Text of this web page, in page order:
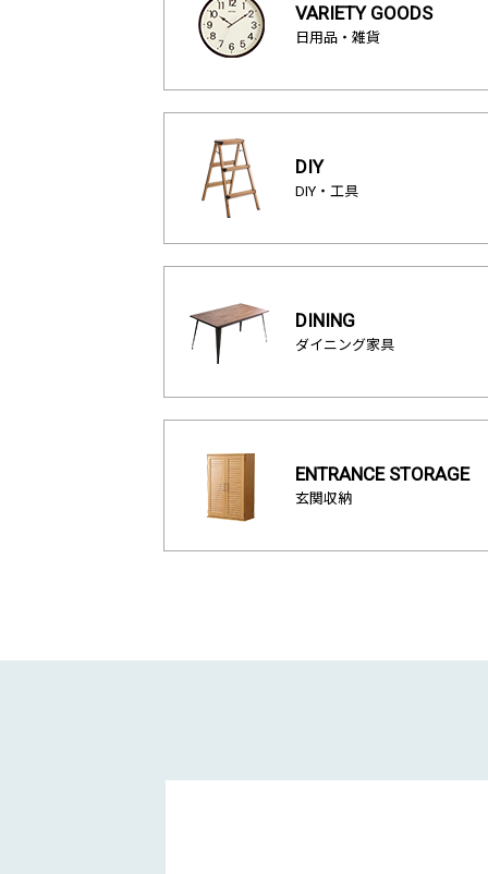
VARIETY GOODS
日用品・雑貨
DIY
DIY・工具
DINING
ダイニング家具
ENTRANCE STORAGE
玄関収納